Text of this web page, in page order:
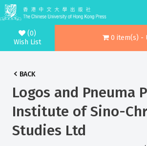
(0)
Wish List
0 item(s) -
BACK
Logos and Pneuma
Institute of Sino-
Studies Ltd